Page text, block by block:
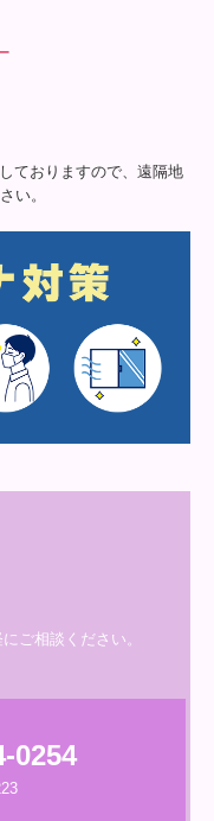
ておりますので、遠隔地
い。
ご相談ください。
0254